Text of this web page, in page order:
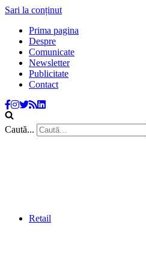
Sari la conținut
Prima pagina
Despre
Comunicate
Newsletter
Publicitate
Contact
Caută...
Retail